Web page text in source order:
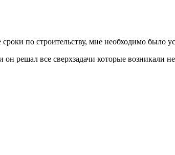
по строительству, мне необходимо было
решал все сверхзадачи которые возникали